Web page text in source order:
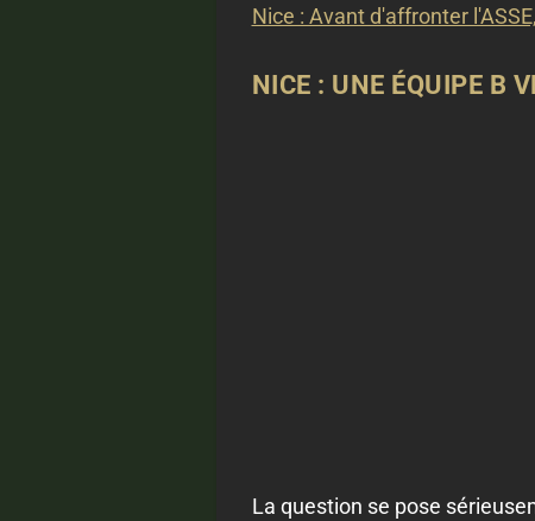
Nice : Avant d'affronter
NICE : UNE ÉQUIPE B
La question se pose